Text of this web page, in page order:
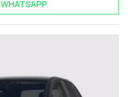
WHATSAPP